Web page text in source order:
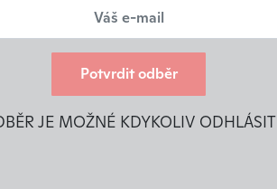
Potvrdit odběr
JE MOŽNÉ KDYKOLIV ODHLÁSIT